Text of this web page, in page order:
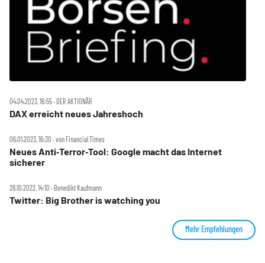
04.04.2023, 16:55 ‧ DER AKTIONÄR
DAX erreicht neues Jahreshoch
06.01.2023, 16:30 ‧ von Financial Times
Neues Anti‑Terror‑Tool: Google macht das Internet
sicherer
28.10.2022, 14:10 ‧ Benedikt Kaufmann
Twitter: Big Brother is watching you
Mehr Empfehlungen